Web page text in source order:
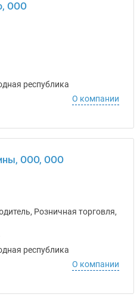
ООО
республика
О компании
ООО, ООО
Розничная торговля,
республика
О компании